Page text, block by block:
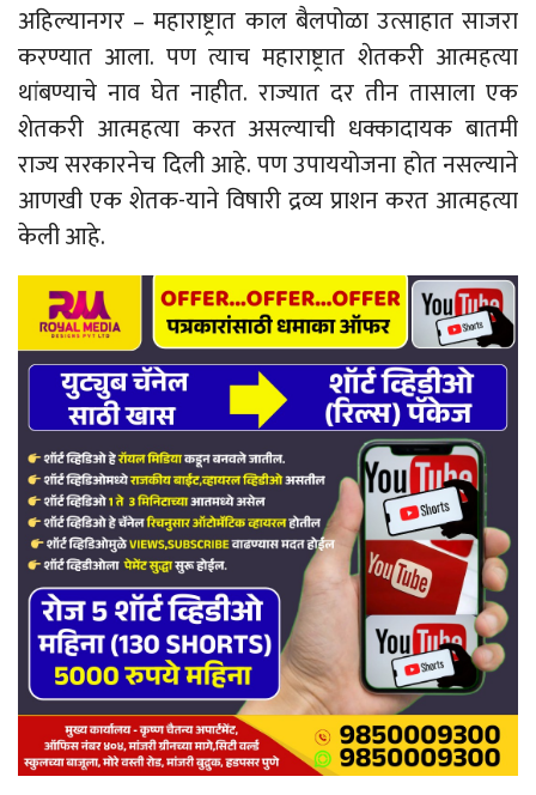
अहिल्यानगर – महाराष्ट्रात काल बैलपोळा उत्साहात साजरा
करण्यात आला. पण त्याच महाराष्ट्रात शेतकरी आत्महत्या
थांबण्याचे नाव घेत नाहीत. राज्यात दर तीन तासाला एक
शेतकरी आत्महत्या करत असल्याची धक्कादायक बातमी
राज्य सरकारनेच दिली आहे. पण उपाययोजना होत नसल्याने
आणखी एक शेतक-याने विषारी द्रव्य प्राशन करत आत्महत्या
केली आहे.